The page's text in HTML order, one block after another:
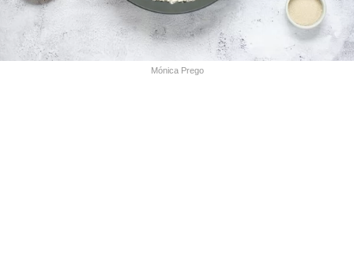
Mónica Prego